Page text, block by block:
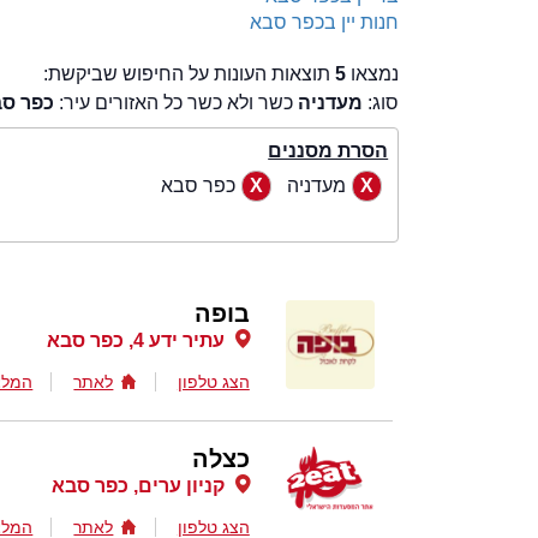
חנות יין בכפר סבא
נמצאו 5תוצאות העונות על החיפוש שביקשת:
סוג: מעדניה כשר ולא כשר כל האזורים עיר: כפר
הסרת מסננים
מעדניה
כפר סבא
בופה
עתיר ידע 4, כפר סבא
הצג טלפון לאתר
כצלה
קניון ערים, כפר סבא
הצג טלפון לאתר